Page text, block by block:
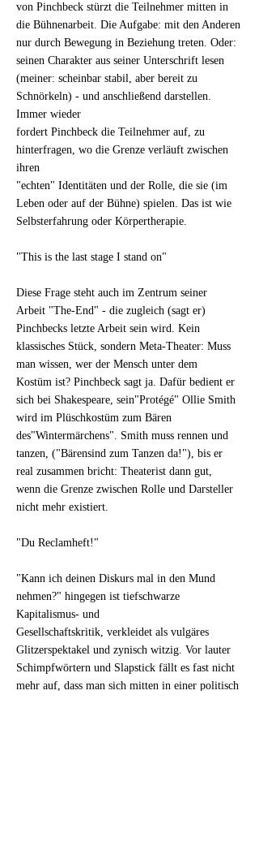
von Pinchbeck stürzt die Teilnehmer mitten in
die Bühnenarbeit. Die Aufgabe: mit den Anderen
nur durch Bewegung in Beziehung treten. Oder:
seinen Charakter aus seiner Unterschrift lesen
(meiner: scheinbar stabil, aber bereit zu
Schnörkeln) - und anschließend darstellen.
Immer wieder
fordert Pinchbeck die Teilnehmer auf, zu
hinterfragen, wo die Grenze verläuft zwischen
ihren
"echten" Identitäten und der Rolle, die sie (im
Leben oder auf der Bühne) spielen. Das ist wie
Selbsterfahrung oder Körpertherapie.
"This is the last stage I stand on"
Diese Frage steht auch im Zentrum seiner
Arbeit "The-End" - die zugleich (sagt er)
Pinchbecks letzte Arbeit sein wird. Kein
klassisches Stück, sondern Meta-Theater: Muss
man wissen, wer der Mensch unter dem
Kostüm ist? Pinchbeck sagt ja. Dafür bedient er
sich bei Shakespeare, sein"Protégé" Ollie Smith
wird im Plüschkostüm zum Bären
des"Wintermärchens". Smith muss rennen und
tanzen, ("Bärensind zum Tanzen da!"), bis er
real zusammen bricht: Theaterist dann gut,
wenn die Grenze zwischen Rolle und Darsteller
nicht mehr existiert.
"Du Reclamheft!"
"Kann ich deinen Diskurs mal in den Mund
nehmen?" hingegen ist tiefschwarze
Kapitalismus- und
Gesellschaftskritik, verkleidet als vulgäres
Glitzerspektakel und zynisch witzig. Vor lauter
Schimpfwörtern und Slapstick fällt es fast nicht
mehr auf, dass man sich mitten in einer politisch